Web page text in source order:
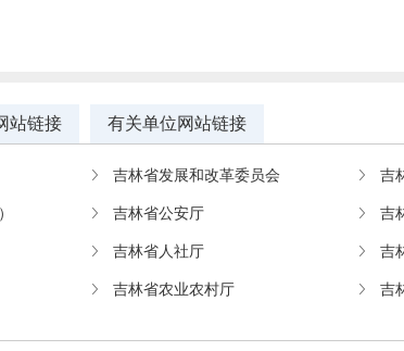
站链接 有关单位网站链接
吉林省发展和改革委员会 吉
吉林省公安厅 吉
吉林省人社厅 吉
吉林省农业农村厅 吉